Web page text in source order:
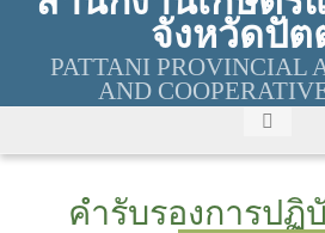
จังหวัดปัต
PATTANI PROVINCIAL
AND
คำรับรองการปฏิ